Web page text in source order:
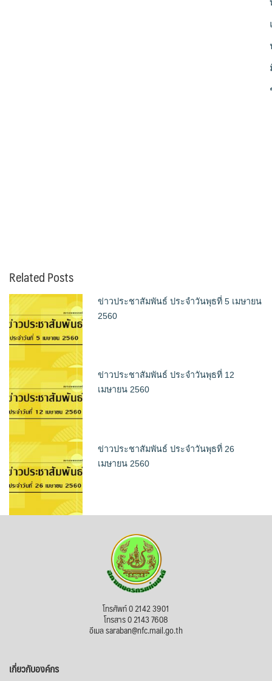
Related Posts
ข่าวประชาสัมพันธ์ ประจำวันพุธที่ 5 เมษายน
2560
ข่าวประชาสัมพันธ์ ประจำวันพุธที่ 12
เมษายน 2560
ข่าวประชาสัมพันธ์ ประจำวันพุธที่ 26
เมษายน 2560
โทรศัพท์ 0 2142 3901
โทรสาร 0 2143 7608
อีเมล saraban@nfc.mail.go.th
เกี่ยวกับองค์กร